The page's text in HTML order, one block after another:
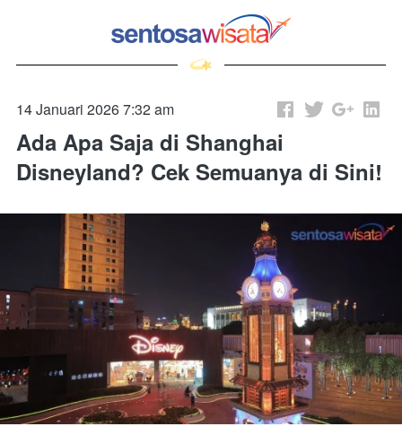
14 Januari 2026 7:32 am
Ada Apa Saja di Shanghai
Disneyland? Cek Semuanya di Sini!